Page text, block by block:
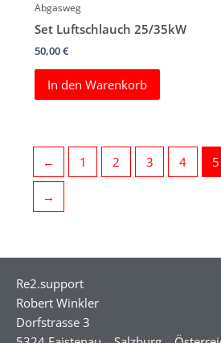
Abgasweg
Set Luftschlauch 25/35kW
50,00€
In den Warenkorb
← 1 2 3 4 5
→
Re2.support
Robert Winkler
Dorfstrasse 3